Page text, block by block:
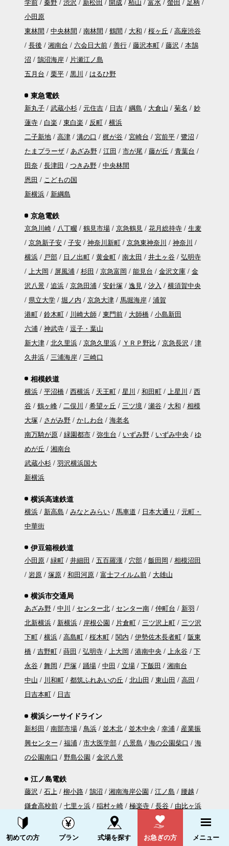
小田原
東林間
中央林間 南林間 鶴間 大和 桜ヶ丘
高座渋谷
長後
湘南台 六会日大前 善行 藤沢本町 藤沢
本鵠
沼
鵠沼海岸
片瀬江ノ島
五月台
栗平 黒川 はるひ野
東急電鉄
新丸子 武蔵小杉 元住吉 日吉 綱島 大倉山 菊名
妙
蓮寺
白楽 東白楽 反町
横浜
二子新地
高津 溝の口 梶が谷 宮崎台 宮前平
鷺沼
たまプラーザ
あざみ野 江田 市が尾 藤が丘
青葉台
田奈
長津田 つきみ野
中央林間
恩田
こどもの国
新横浜
新綱島
京急電鉄
京急川崎 八丁畷 鶴見市場 京急鶴見 花月総持寺
生麦
京急新子安
子安 神奈川新町 京急東神奈川
神奈川
横浜
戸部 日ノ出町 黄金町 南太田 井土ヶ谷
弘明寺
上大岡
屏風浦 杉田 京急富岡 能見台 金沢文庫
金
沢八景
追浜 京急田浦 安針塚 逸見 汐入
横須賀中央
県立大学
堀ノ内 京急大津 馬堀海岸
浦賀
港町
鈴木町 川崎大師 東門前 大師橋
小島新田
六浦
神武寺
逗子・葉山
新大津
北久里浜 京急久里浜 ＹＲＰ野比 京急長沢
津
久井浜
三浦海岸 三崎口
相模鉄道
横浜 平沼橋 西横浜 天王町 星川 和田町 上星川
西
谷
鶴ヶ峰 二俣川 希望ヶ丘 三ツ境 瀬谷 大和
相模
大塚
さがみ野 かしわ台
海老名
南万騎が原
緑園都市 弥生台 いずみ野 いずみ中央
ゆ
めが丘
湘南台
武蔵小杉
羽沢横浜国大
新横浜
横浜高速鉄道
横浜 新高島 みなとみらい 馬車道 日本大通り
元町・
中華街
伊豆箱根鉄道
小田原 緑町 井細田 五百羅漢 穴部 飯田岡
相模沼田
岩原
塚原 和田河原 富士フイルム前 大雄山
横浜市交通局
あざみ野 中川 センター北 センター南 仲町台
新羽
北新横浜
新横浜 岸根公園 片倉町 三ツ沢上町
三ツ沢
下町
横浜 高島町 桜木町 関内 伊勢佐木長者町
阪東
橋
吉野町 蒔田 弘明寺 上大岡 港南中央 上永谷
下
永谷
舞岡 戸塚 踊場 中田 立場 下飯田
湘南台
中山
川和町 都筑ふれあいの丘 北山田 東山田
高田
日吉本町
日吉
横浜シーサイドライン
新杉田 南部市場 鳥浜 並木北 並木中央 幸浦
産業振
興センター
福浦 市大医学部 八景島 海の公園柴口
海
の公園南口
野島公園 金沢八景
江ノ島電鉄
藤沢 石上 柳小路 鵠沼 湘南海岸公園 江ノ島
腰越
鎌倉高校前
七里ヶ浜 稲村ヶ崎 極楽寺 長谷
由比ヶ浜
鎌倉
湘南モノレール
資料請求する 電話をかける
初めての方 プラン 式場を探す お急ぎの方 メニュー